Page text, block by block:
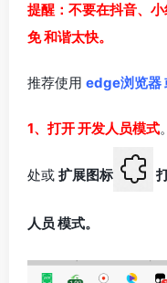
提醒：不要在抖音、
免 和谐太快。
推荐使用 edge浏览器
1、打开 开发人员模式
处或 扩展图标
人员 模式。